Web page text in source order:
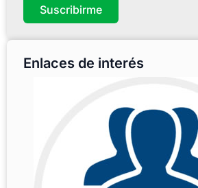
Suscribirme
Enlaces de interés